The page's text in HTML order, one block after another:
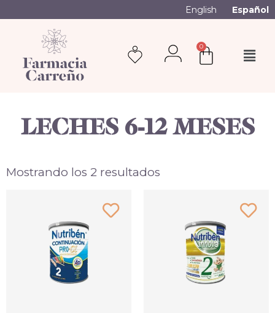
English Español
0
LECHES 6-12 MESES
Mostrando los 2 resultados